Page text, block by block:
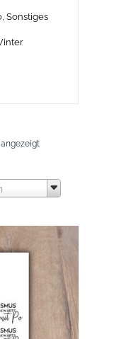
Sonstiges